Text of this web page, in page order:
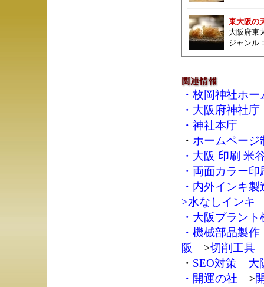
東大阪の
大阪府東
ジャンル
・ 枚岡神社ホー
・ 大阪府神社庁
・ 神社本庁
・ ホームページ
・ 大阪 印刷 米
・ 両面カラー印
・ 内外インキ製
>水なしインキ
・ 大阪プラント
・ 機械部品製
阪
>切削工具
・ SEO対策 大
・ 開運の社 >